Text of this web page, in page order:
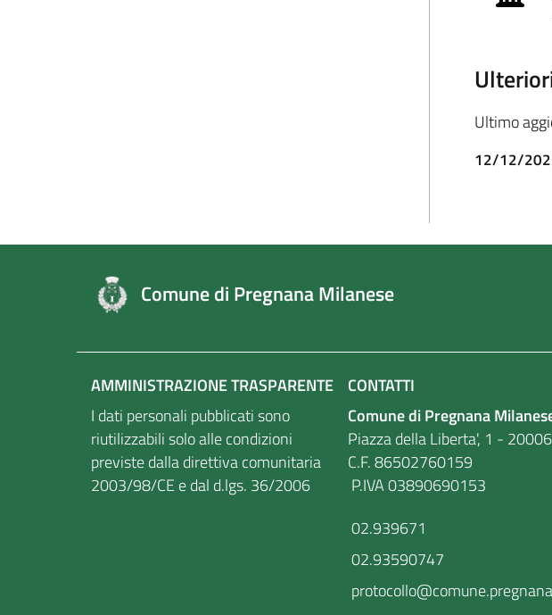
Ultimo
12/12/
Comune di Pregnana Milanese
AMMINISTRAZIONE TRASPARENTE
I dati personali pubblicati sono
riutilizzabili solo alle condizioni
previste dalla direttiva comunitaria
2003/98/CE e dal d.lgs. 36/2006
CONTATTI
Comune di Pregnana
Piazza della Liberta', 1 -
C.F.
P.IVA 03890690153
02.939671
02.93590747